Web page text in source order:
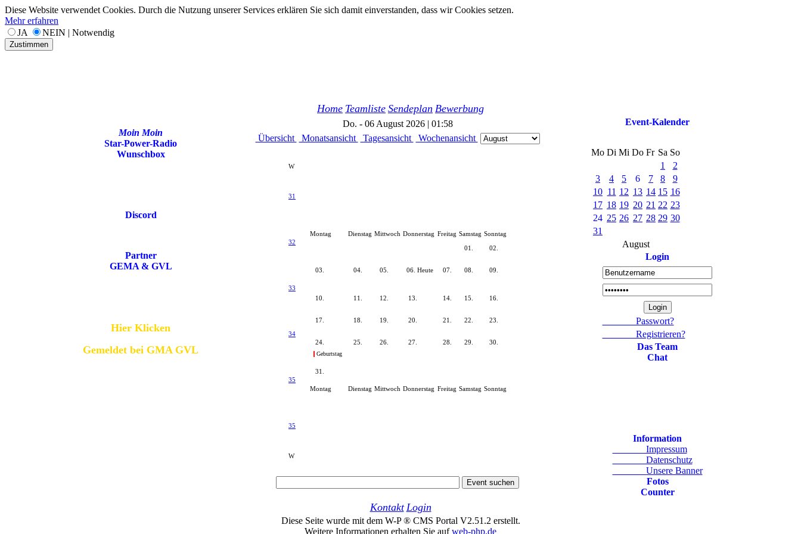
Diese Website verwendet Cookies. Durch die Nutzung unserer Services erklären Sie sich damit einverstanden, dass wir Cookies setzen.
Mehr erfahren
JA
NEIN | Notwendig
Zustimmen
Home Teamliste Sendeplan Bewerbung
Moin Moin
Star-Power-Radio
Wunschbox
Discord
Partner
GEMA & GVL
Hier Klicken
Gemeldet bei GMA GVL
Do. - 06 August 2026 | 01:58
Übersicht
Monatsansicht Tagesansicht Wochenansicht
W
31
32
33
34
35
35
W
Montag Dienstag Mittwoch Donnerstag Freitag Samstag Sonntag
01.
02.
03. 04. 05. 06. Heute 07. 08. 09.
10. 11. 12. 13. 14. 15. 16.
17. 18. 19. 20. 21. 22. 23.
24.
Geburtstag
25. 26. 27. 28. 29. 30.
31.
Montag Dienstag Mittwoch Donnerstag Freitag Samstag Sonntag
Event-Kalender
Mo Di Mi Do Fr Sa So
1
2
3
4 5 6 7 8
9
10 11 12 13 14 15 16
17 18 19 20 21 22 23
24 25 26 27 28 29 30
31
August
Login
Passwort?
Registrieren?
Das Team
Chat
Information
Impressum
Datenschutz
Unsere Banner
Fotos
Counter
Kontakt Login
Diese Seite wurde mit dem W-P ® CMS Portal V2.51.2 erstellt.
Weitere Informationen erhalten Sie aufweb-php.de